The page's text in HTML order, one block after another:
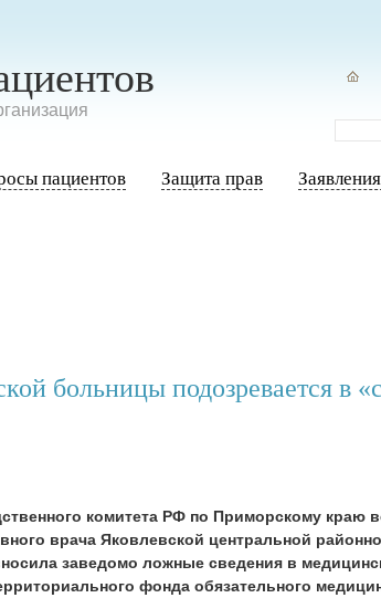
пациентов Защита прав
больницы подозревается в
комитета РФ по Приморскому краю
врача Яковлевской центральной
заведомо ложные сведения в
фонда обязательного